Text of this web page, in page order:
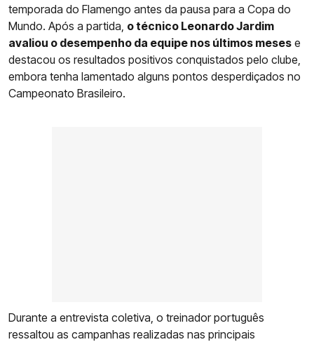
temporada do Flamengo antes da pausa para a Copa do
Mundo. Após a partida, o técnico Leonardo Jardim
avaliou o desempenho da equipe nos últimos meses e
destacou os resultados positivos conquistados pelo clube,
embora tenha lamentado alguns pontos desperdiçados no
Campeonato Brasileiro.
Durante a entrevista coletiva, o treinador português
ressaltou as campanhas realizadas nas principais